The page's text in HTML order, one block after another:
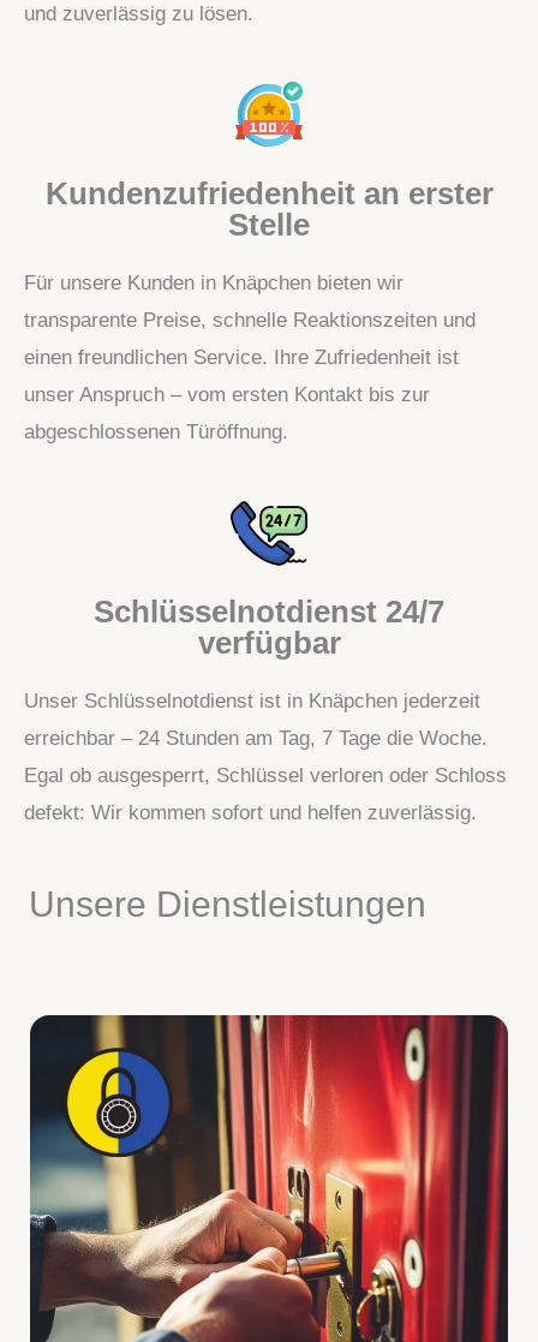
und zuverlässig zu lösen.
Kundenzufriedenheit an erster
Stelle
Für unsere Kunden in Knäpchen bieten wir
transparente Preise, schnelle Reaktionszeiten und
einen freundlichen Service. Ihre Zufriedenheit ist
unser Anspruch – vom ersten Kontakt bis zur
abgeschlossenen Türöffnung.
Schlüsselnotdienst 24/7
verfügbar
Unser Schlüsselnotdienst ist in Knäpchen jederzeit
erreichbar – 24 Stunden am Tag, 7 Tage die Woche.
Egal ob ausgesperrt, Schlüssel verloren oder Schloss
defekt: Wir kommen sofort und helfen zuverlässig.
Unsere Dienstleistungen